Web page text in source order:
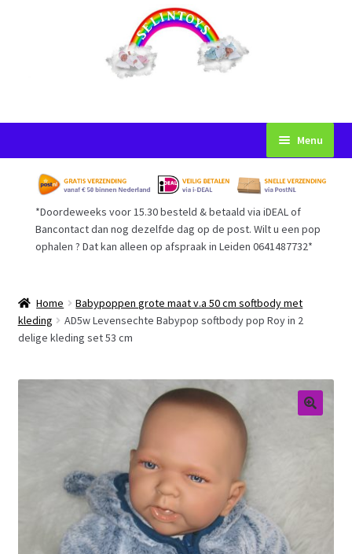
naar
navigatie
inhoud
Menu
Startpagina
Voorwaarden
Afrekenen
Gastenboek
Retouren
*Doordeweeks voor 15.30 besteld & betaald via iDEAL of
Bancontact dan nog dezelfde dag op de post. Wilt u een pop
ophalen ? Dat kan alleen op afspraak in Leiden 0641487732*
Home
Babypoppen grote maat v.a 50 cm softbody met
kleding
AD5w Levensechte Babypop softbody pop Roy in 2
delige kleding set 53 cm